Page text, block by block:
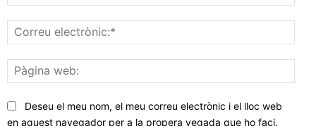
web:
Deseu el meu nom, el meu correu electrònic i el lloc web
en aquest navegador per a la propera vegada que ho faci.